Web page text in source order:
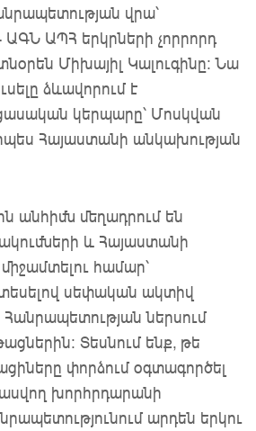
վրա՝
ԱՊՀ երկրների չորրորդ
Միխայիլ Կալուգինը: Նա
ձևավորում է
կերպարը՝ Մոսկվան
Հայաստանի անկախության
անհիմն մեղադրում են
և Հայաստանի
համար՝
սեփական ակտիվ
Հանրապետության ներսում
Տեսնում ենք, թե
փորձում օգտագործել
խորհրդարանի
արդեն երկու